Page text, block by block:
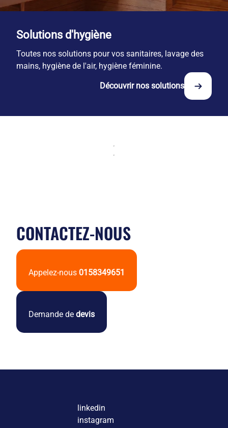
Solutions d'hygiène
Toutes nos solutions pour vos sanitaires, lavage des
mains, hygiène de l'air, hygiène féminine.
Découvrir nos solutions
CONTACTEZ-NOUS
Appelez-nous 0158349651
Demande de devis
linkedin
instagram